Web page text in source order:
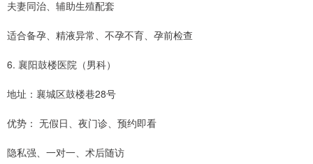
夫妻同治、辅助生殖配套
适合备孕、精液异常、不孕不育、孕前检查
6. 襄阳鼓楼医院（男科）
地址：襄城区鼓楼巷28号
优势： 无假日、夜门诊、预约即看
隐私强、一对一、术后随访